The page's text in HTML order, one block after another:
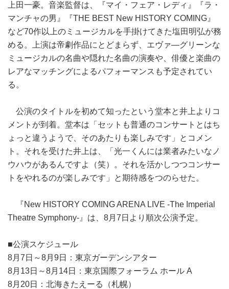
上田一豪。音楽監督は、『マイ・フェア・レディ』『ラ・
マンチャの男』『THE BEST New HISTORY COMING』
など70作以上のミュージカルを手掛けてきた塩田明弘が務
める。上演は帝劇作品にとどまらず、エヴァ―グリーンな
ミュージカルの名曲や隠れた名曲の演奏や、俳優と楽曲の
レアなマッチングによるパフォーマンスも予定されてい
る。
公演のタイトルを初めて知ったという堂本と井上よりコ
メントが到着。堂本は「セットも普通のコンサートとはち
ょっと違うようで、そのあたりも楽しみです」とコメン
ト。それを受けた井上は、「光一くんには業者みたいなノ
ウハウがあるんですよ（笑）。それを活かしつつコンサー
トをやれるのが楽しみです」と期待感をつのらせた。
『New HISTORY COMING ARENA LIVE ‐The Imperial
Theatre Symphony‐』は、8月7日より順次公演予定。
■公演スケジュール
8月7日～8月9日：東京ガーデンシアター
8月13日～8月14日：東京国際フォーラム ホール A
8月20日：北海きたえーる（札幌）